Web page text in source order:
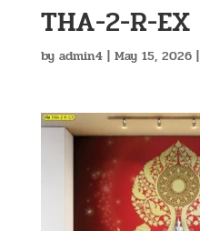
THA-2-R-EX
by admin4| May 15, 2026|